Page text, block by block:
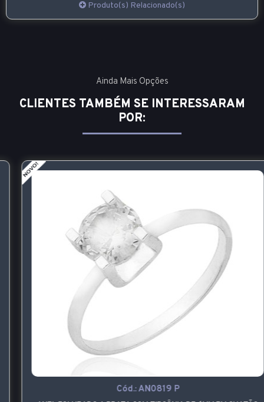
Produto(s) Relacionado(s)
Ainda Mais Opções
CLIENTES TAMBÉM SE INTERESSARAM
POR:
Cód.:AN0819 P